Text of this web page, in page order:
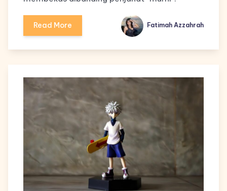
Read More Fatimah Azzahrah